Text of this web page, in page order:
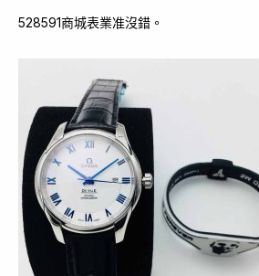
528591商城表業准沒錯。